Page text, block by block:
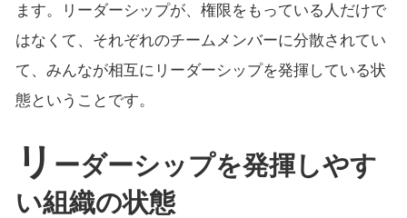
ます。リーダーシップが、権限をもっている人だけで
はなくて、それぞれのチームメンバーに分散されてい
て、みんなが相互にリーダーシップを発揮している状
態ということです。
リ ーダーシップを発揮しやす
い組織の状態